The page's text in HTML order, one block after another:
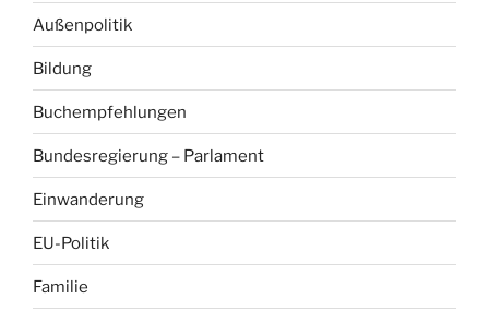
Außenpolitik
Bildung
Buchempfehlungen
Bundesregierung – Parlament
Einwanderung
EU-Politik
Familie